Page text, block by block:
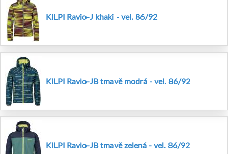
KILPI Ravio-J khaki - vel. 86/92
KILPI Ravio-JB tmavě modrá - vel. 86/92
KILPI Ravio-JB tmavě zelená - vel. 86/92